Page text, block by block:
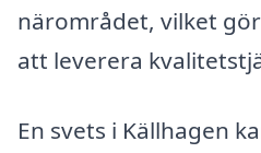
närområdet, vilket
att leverera
En svets i Källhagen